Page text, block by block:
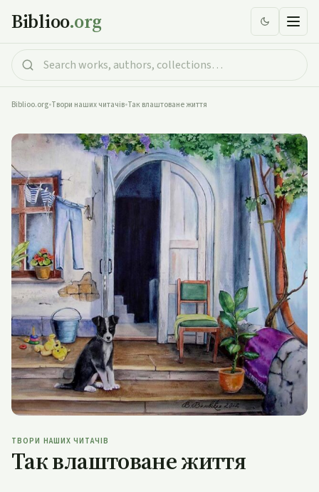
Biblioo.org
Biblioo.org•Твори наших читачів•Так влаштоване життя
Так влаштоване життя
ТВОРИ НАШИХ ЧИТАЧІВ
Так влаштоване життя